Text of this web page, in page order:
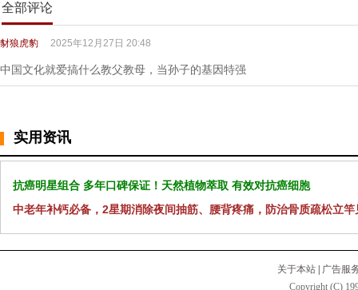
全部评论
豺狼虎豹 2025年12月27日 20:48
中国文化就爱搞什么教父教母，当孙子的基因特强
实用资讯
抗癌明星组合 多年口碑保证！天然植物萃取 有效对抗癌细胞
中老年补钙必备，2星期消除夜间抽筋、腰背疼痛，防治骨质疏松立竿
关于本站
广告服
Copyright (C)